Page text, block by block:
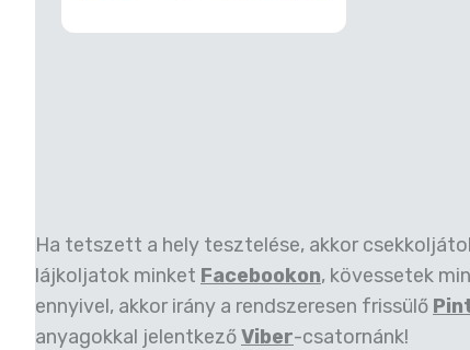
Ha tetszett a hely tesztelése, akkor
lájkoljatok minket Facebookon, kövessetek
ennyivel, akkor irány a rendszeresen frissülő
anyagokkal jelentkezőViber-csatornánk!